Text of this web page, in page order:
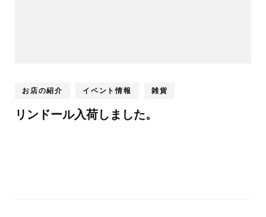
お店の紹介 イベント情報 雑貨
リンドール入荷しました。